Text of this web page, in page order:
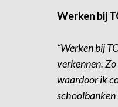
Werken bij
“Werken bij
verkennen.
waardoor ik
schoolbanken